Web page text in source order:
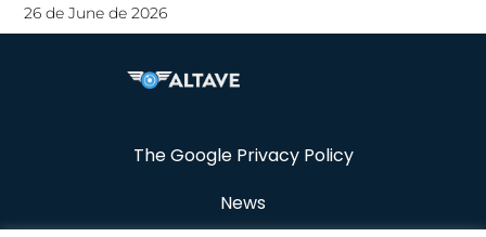
26 de June de 2026
The Google Privacy Policy
News